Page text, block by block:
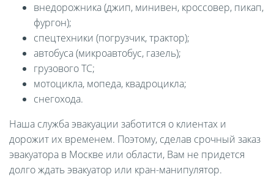
внедорожника (джип, минивен, кроссовер, пикап,
фургон);
спецтехники (погрузчик, трактор);
автобуса (микроавтобус, газель);
грузового ТС;
мотоцикла, мопеда, квадроцикла;
снегохода.
Наша служба эвакуации заботится о клиентах и
дорожит их временем. Поэтому, сделав срочный заказ
эвакуатора в Москве или области, Вам не придется
долго ждать эвакуатор или кран-манипулятор.